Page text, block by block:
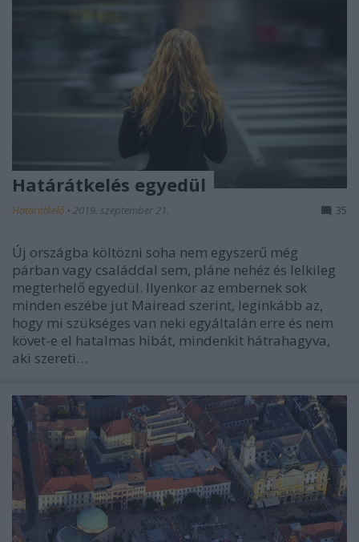
Határátkelés egyedül
Határátkelő • 2019. szeptember 21. 35
Új országba költözni soha nem egyszerű még
párban vagy családdal sem, pláne nehéz és lelkileg
megterhelő egyedül. Ilyenkor az embernek sok
minden eszébe jut Mairead szerint, leginkább az,
hogy mi szükséges van neki egyáltalán erre és nem
követ-e el hatalmas hibát, mindenkit hátrahagyva,
aki szereti…